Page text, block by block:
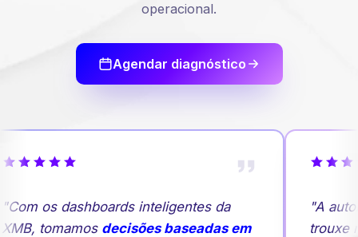
operacional.
Agendar diagnóstico
os dashboards inteligentes da
tomamosdecisões baseadas em
"A
trouxe